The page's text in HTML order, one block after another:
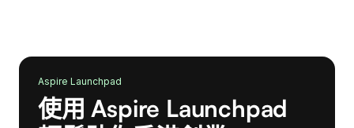
Aspire Launchpad
使用 Aspire Launchpad